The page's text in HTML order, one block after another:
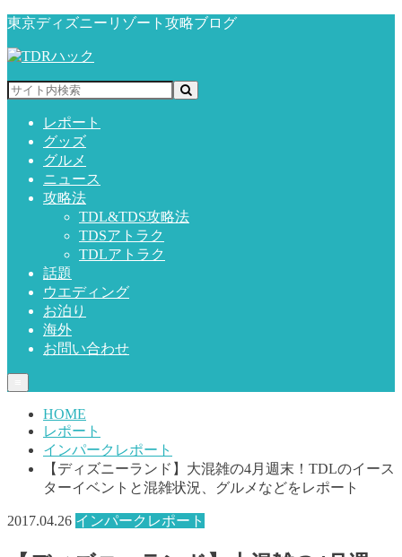
東京ディズニーリゾート攻略ブログ
レポート
グッズ
グルメ
ニュース
攻略法
TDL&TDS攻略法
TDSアトラク
TDLアトラク
話題
ウエディング
お泊り
海外
お問い合わせ
HOME
レポート
インパークレポート
【ディズニーランド】大混雑の4月週末！TDLのイース
ターイベントと混雑状況、グルメなどをレポート
2017.04.26 インパークレポート